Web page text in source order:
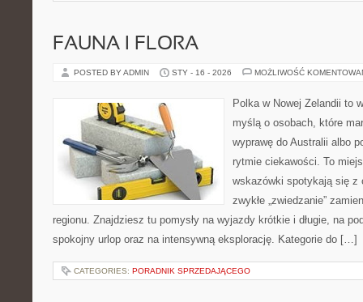
FAUNA I FLORA
POSTED BY ADMIN STY - 16 - 2026 MOŻLIWOŚĆ
Polka w Nowej Zelandii to
myślą o osobach, które
wyprawę do Australii albo
rytmie ciekawości. To
wskazówki spotykają się z
zwykłe „zwiedzanie”
regionu. Znajdziesz tu pomysły na wyjazdy krótkie i długie, na
spokojny urlop oraz na intensywną eksplorację. Kategorie do […]
CATEGORIES: PORADNIK SPRZEDAJĄCEGO